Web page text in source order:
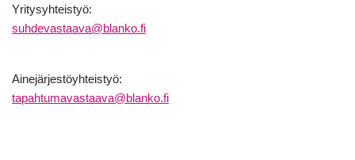
Yritysyhteistyö:
suhdevastaava@blanko.fi
Ainejärjestöyhteistyö:
tapahtumavastaava@blanko.fi